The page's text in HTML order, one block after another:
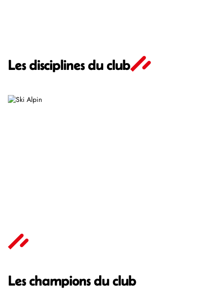
Les disciplines du club
Les champions du club